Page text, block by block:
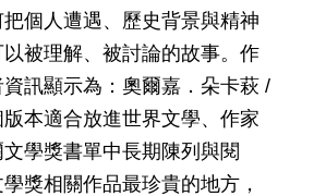
個人遭遇、歷史背景與精神
被理解、被討論的故事。作
訊顯示為：奧爾嘉．朵卡萩 /
本適合放進世界文學、作家
學獎書單中長期陳列與閱
獎相關作品最珍貴的地方，